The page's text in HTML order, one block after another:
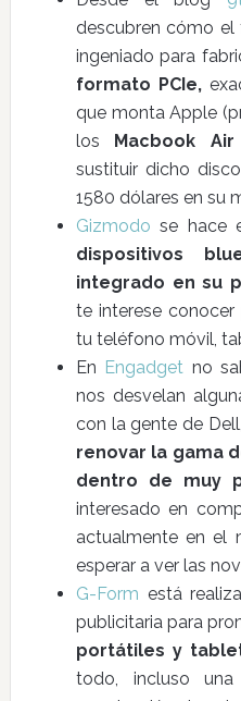
descubren cómo el
ingeniado para
formato PCIe,
que monta Apple
los Macbook Air
sustituir dicho
1580 dólares en su
Gizmodo se hace
dispositivos
integrado en su
te interese
tu teléfono móvil,
En Engadget no
nos desvelan
con la gente de
renovar la gama
dentro de muy
interesado en
actualmente en el
esperar a ver las
G-Form está
publicitaria para
portátiles y
todo, incluso